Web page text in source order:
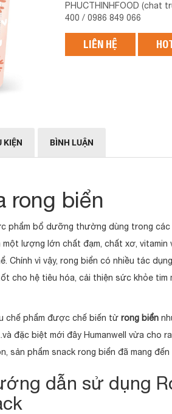
PHUCTHINHFOOD
400 / 0986 849 066
LIÊN HỆ
KIỆN BÌNH LUẬN
rong biển
phẩm bổ dưỡng thường dùng trong các
một lượng lớn chất đạm, chất xơ,
Chính vì vậy, rong biển có nhiều tác
cho hệ tiêu hóa, cải thiện sức khỏe tim
chế phẩm được chế biến từ rong biển
đặc biệt mới đây Humanwell vừa cho
sản phẩm snack rong biển đã mang
dẫn sử dụng